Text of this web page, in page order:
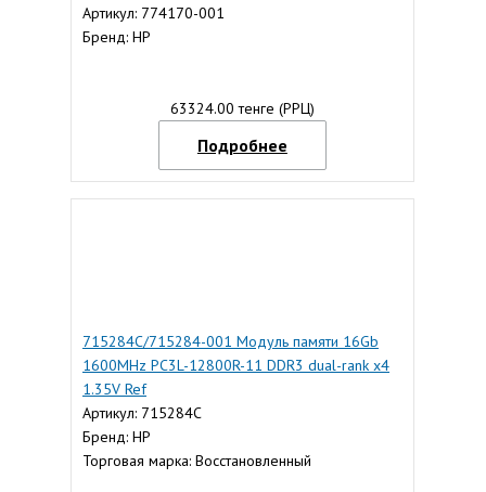
Артикул: 774170-001
Бренд: HP
63324.00 тенге (РРЦ)
Подробнее
715284C/715284-001 Модуль памяти 16Gb
1600MHz PC3L-12800R-11 DDR3 dual-rank x4
1.35V Ref
Артикул: 715284C
Бренд: HP
Торговая марка: Восстановленный